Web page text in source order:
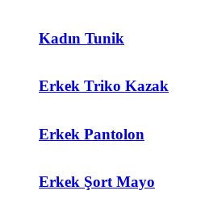
Kadın Tunik
Erkek Triko Kazak
Erkek Pantolon
Erkek Şort Mayo